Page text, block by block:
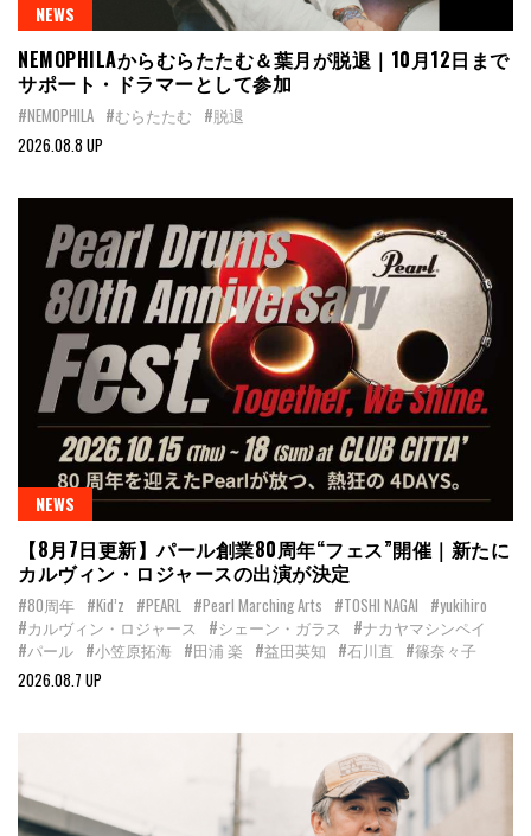
NEWS
NEMOPHILAからむらたたむ＆葉月が脱退｜10月12日まで
サポート・ドラマーとして参加
#NEMOPHILA #むらたたむ #脱退
2026.08.8 UP
NEWS
【8月7日更新】パール創業80周年“フェス”開催｜新たに
カルヴィン・ロジャースの出演が決定
#80周年 #Kid’z #PEARL #Pearl Marching Arts #TOSHI NAGAI #yukihiro
#カルヴィン・ロジャース
#シェーン・ガラス
#ナカヤマシンペイ
#パール #小笠原拓海 #田浦 楽 #益田英知 #石川直 #篠奈々子
2026.08.7 UP